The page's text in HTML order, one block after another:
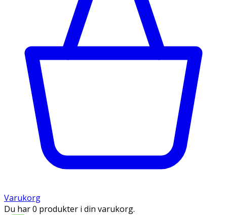
Varukorg
Du har 0 produkter i din varukorg.